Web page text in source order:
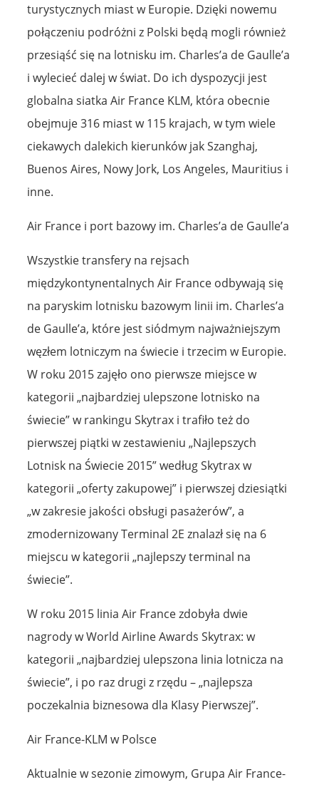
turystycznych miast w Europie. Dzięki nowemu
połączeniu podróżni z Polski będą mogli również
przesiąść się na lotnisku im. Charles’a de Gaulle’a
i wylecieć dalej w świat. Do ich dyspozycji jest
globalna siatka Air France KLM, która obecnie
obejmuje 316 miast w 115 krajach, w tym wiele
ciekawych dalekich kierunków jak Szanghaj,
Buenos Aires, Nowy Jork, Los Angeles, Mauritius i
inne.
Air France i port bazowy im. Charles’a de Gaulle’a
Wszystkie transfery na rejsach
międzykontynentalnych Air France odbywają się
na paryskim lotnisku bazowym linii im. Charles’a
de Gaulle’a, które jest siódmym najważniejszym
węzłem lotniczym na świecie i trzecim w Europie.
W roku 2015 zajęło ono pierwsze miejsce w
kategorii „najbardziej ulepszone lotnisko na
świecie” w rankingu Skytrax i trafiło też do
pierwszej piątki w zestawieniu „Najlepszych
Lotnisk na Świecie 2015” według Skytrax w
kategorii „oferty zakupowej” i pierwszej dziesiątki
„w zakresie jakości obsługi pasażerów”, a
zmodernizowany Terminal 2E znalazł się na 6
miejscu w kategorii „najlepszy terminal na
świecie”.
W roku 2015 linia Air France zdobyła dwie
nagrody w World Airline Awards Skytrax: w
kategorii „najbardziej ulepszona linia lotnicza na
świecie”, i po raz drugi z rzędu – „najlepsza
poczekalnia biznesowa dla Klasy Pierwszej”.
Air France-KLM w Polsce
Aktualnie w sezonie zimowym, Grupa Air France-